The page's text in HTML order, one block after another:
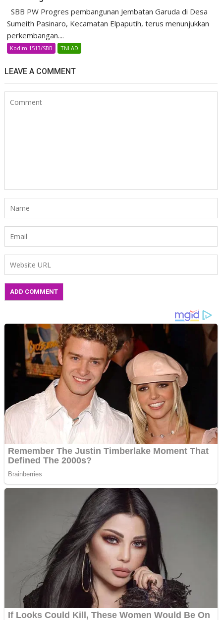
SBB PW Progres pembangunan Jembatan Garuda di Desa
Sumeith Pasinaro, Kecamatan Elpaputih, terus menunjukkan
perkembangan....
Kodim 1513/SBB TNI AD
LEAVE A COMMENT